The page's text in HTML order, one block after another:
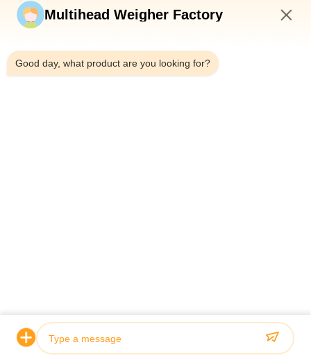
अब सबमिट करें
गोपनीयता नीतिचीन अच्छी गुणवत्ता मल्टीहेड वजनी आपूर्तिकर्ता. कॉपीराइट © 2020-2026
GUANGDONG TOUPACK INTELLIGENT EQUIPMENT CO., LTD . सर्वाधिकार
Multihead Weigher Factory
Good day, what product are you looking for?